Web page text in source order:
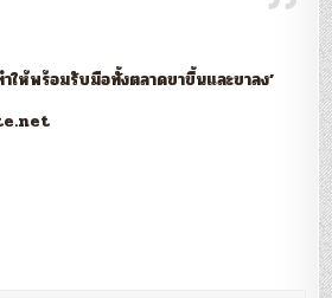
ให้พร้อมรับมือทั้งตลาดขาขึ้นและขาลง’